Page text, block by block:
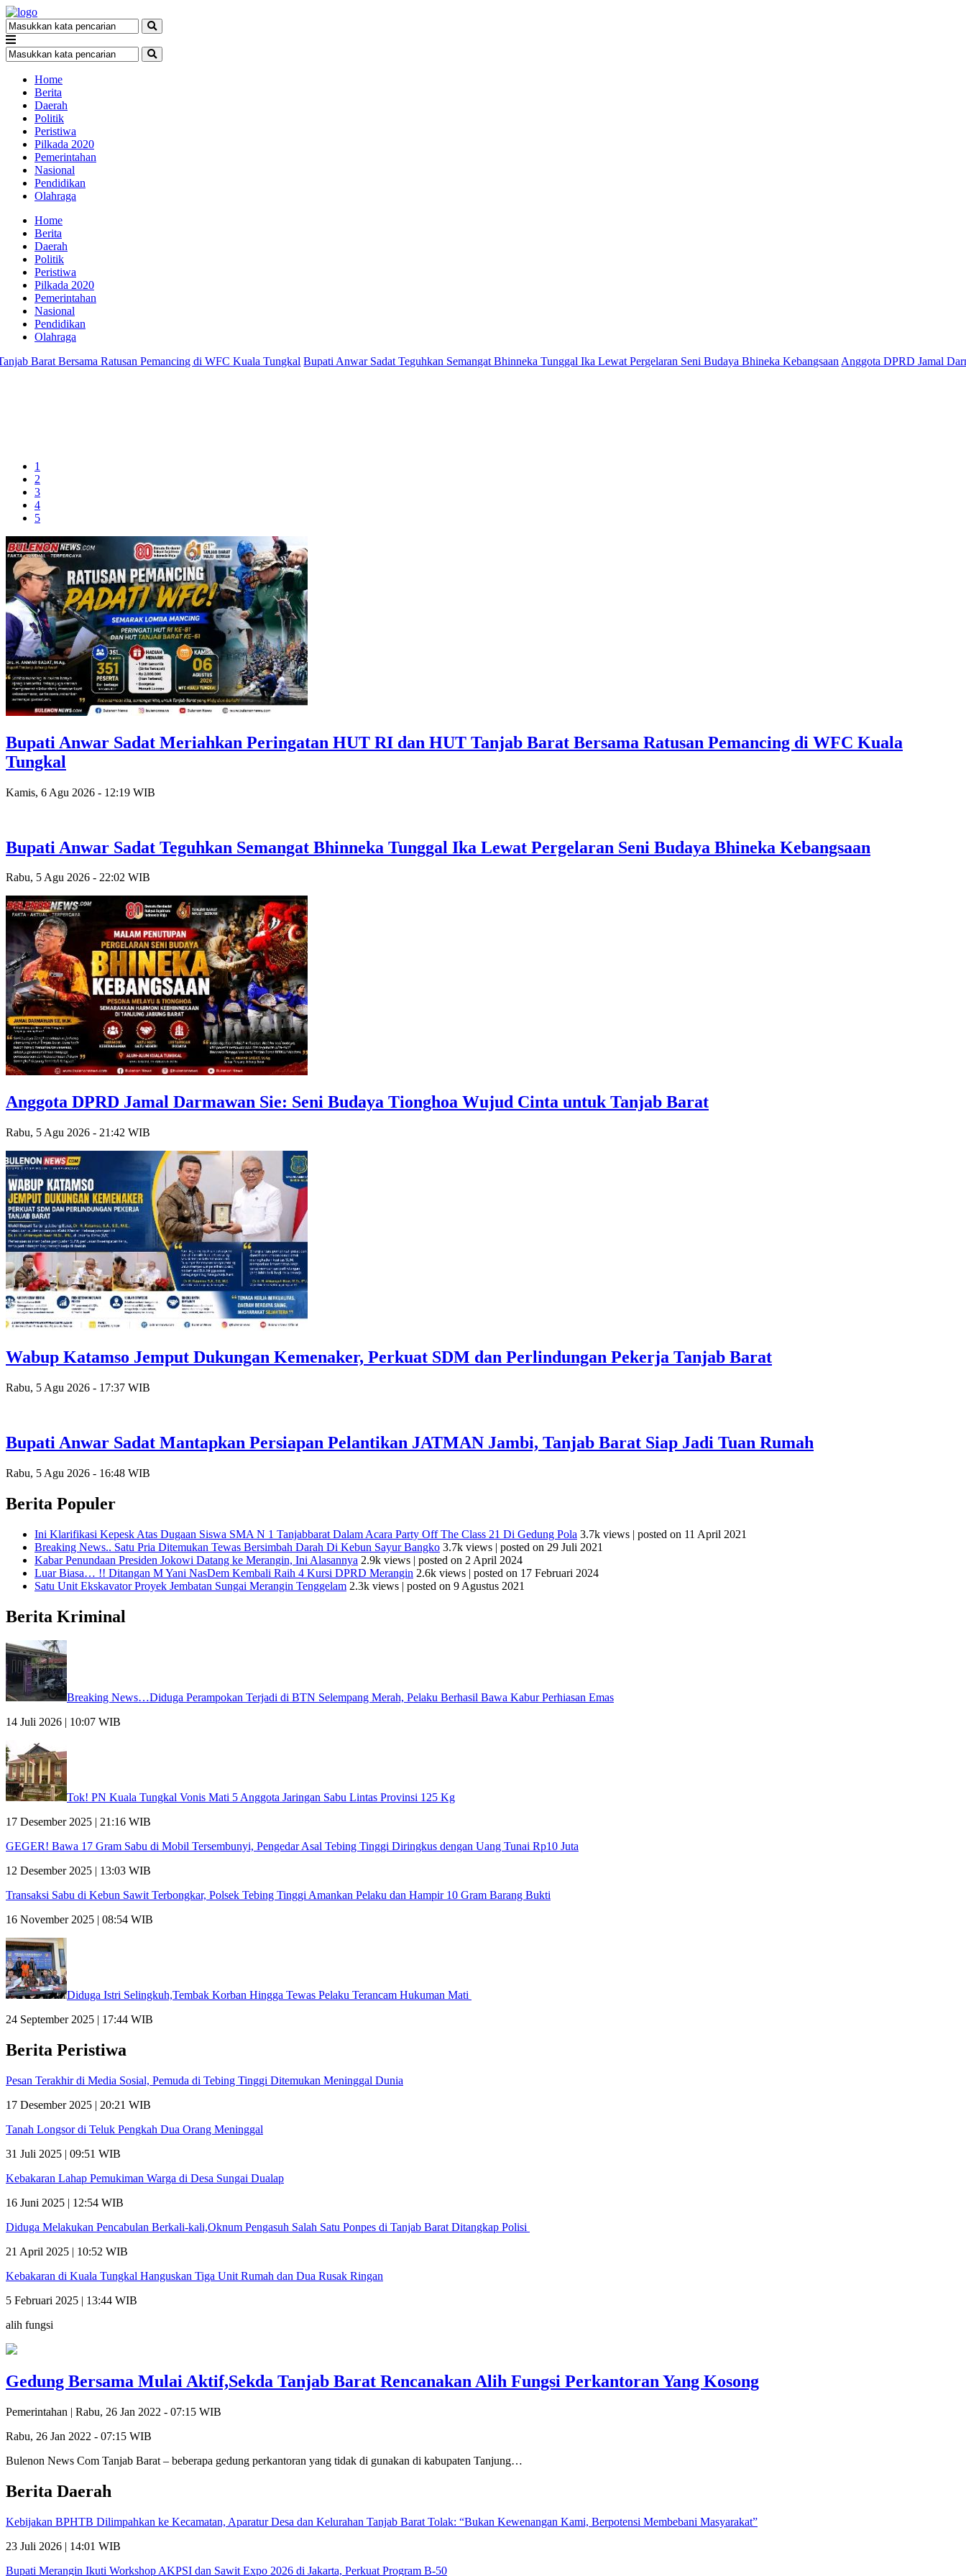
Home
Berita
Daerah
Politik
Peristiwa
Pilkada 2020
Pemerintahan
Nasional
Pendidikan
Olahraga
Home
Berita
Daerah
Politik
Peristiwa
Pilkada 2020
Pemerintahan
Nasional
Pendidikan
Olahraga
Ratusan Pemancing di WFC Kuala Tungkal Bupati Anwar Sadat Teguhkan Semangat Bhinneka Tunggal Ika Lewat Pergelaran Seni Budaya Bhineka KebangsaanAnggota DPRD Jamal Darmawan
1
2
3
4
5
Bupati Anwar Sadat Meriahkan Peringatan HUT RI dan HUT Tanjab Barat Bersama Ratusan Pemancing di WFC Kuala
Tungkal
Kamis, 6 Agu 2026 - 12:19 WIB
Bupati Anwar Sadat Teguhkan Semangat Bhinneka Tunggal Ika Lewat Pergelaran Seni Budaya Bhineka Kebangsaan
Rabu, 5 Agu 2026 - 22:02 WIB
Anggota DPRD Jamal Darmawan Sie: Seni Budaya Tionghoa Wujud Cinta untuk Tanjab Barat
Rabu, 5 Agu 2026 - 21:42 WIB
Wabup Katamso Jemput Dukungan Kemenaker, Perkuat SDM dan Perlindungan Pekerja Tanjab Barat
Rabu, 5 Agu 2026 - 17:37 WIB
Bupati Anwar Sadat Mantapkan Persiapan Pelantikan JATMAN Jambi, Tanjab Barat Siap Jadi Tuan Rumah
Rabu, 5 Agu 2026 - 16:48 WIB
Berita Populer
Ini Klarifikasi Kepesk Atas Dugaan Siswa SMA N 1 Tanjabbarat Dalam Acara Party Off The Class 21 Di Gedung Pola 3.7k views | posted on 11 April 2021
Breaking News.. Satu Pria Ditemukan Tewas Bersimbah Darah Di Kebun Sayur Bangko 3.7k views | posted on 29 Juli 2021
Kabar Penundaan Presiden Jokowi Datang ke Merangin, Ini Alasannya 2.9k views | posted on 2 April 2024
Luar Biasa… !! Ditangan M Yani NasDem Kembali Raih 4 Kursi DPRD Merangin 2.6k views | posted on 17 Februari 2024
Satu Unit Ekskavator Proyek Jembatan Sungai Merangin Tenggelam 2.3k views | posted on 9 Agustus 2021
Berita Kriminal
Breaking News…Diduga Perampokan Terjadi di BTN Selempang Merah, Pelaku Berhasil Bawa Kabur Perhiasan Emas
14 Juli 2026 | 10:07 WIB
Tok! PN Kuala Tungkal Vonis Mati 5 Anggota Jaringan Sabu Lintas Provinsi 125 Kg
17 Desember 2025 | 21:16 WIB
GEGER! Bawa 17 Gram Sabu di Mobil Tersembunyi, Pengedar Asal Tebing Tinggi Diringkus dengan Uang Tunai Rp10 Juta
12 Desember 2025 | 13:03 WIB
Transaksi Sabu di Kebun Sawit Terbongkar, Polsek Tebing Tinggi Amankan Pelaku dan Hampir 10 Gram Barang Bukti
16 November 2025 | 08:54 WIB
Diduga Istri Selingkuh,Tembak Korban Hingga Tewas Pelaku Terancam Hukuman Mati
24 September 2025 | 17:44 WIB
Berita Peristiwa
Pesan Terakhir di Media Sosial, Pemuda di Tebing Tinggi Ditemukan Meninggal Dunia
17 Desember 2025 | 20:21 WIB
Tanah Longsor di Teluk Pengkah Dua Orang Meninggal
31 Juli 2025 | 09:51 WIB
Kebakaran Lahap Pemukiman Warga di Desa Sungai Dualap
16 Juni 2025 | 12:54 WIB
Diduga Melakukan Pencabulan Berkali-kali,Oknum Pengasuh Salah Satu Ponpes di Tanjab Barat Ditangkap Polisi
21 April 2025 | 10:52 WIB
Kebakaran di Kuala Tungkal Hanguskan Tiga Unit Rumah dan Dua Rusak Ringan
5 Februari 2025 | 13:44 WIB
alih fungsi
Gedung Bersama Mulai Aktif,Sekda Tanjab Barat Rencanakan Alih Fungsi Perkantoran Yang Kosong
Pemerintahan | Rabu, 26 Jan 2022 - 07:15 WIB
Rabu, 26 Jan 2022 - 07:15 WIB
Bulenon News Com Tanjab Barat – beberapa gedung perkantoran yang tidak di gunakan di kabupaten Tanjung…
Berita Daerah
Kebijakan BPHTB Dilimpahkan ke Kecamatan, Aparatur Desa dan Kelurahan Tanjab Barat Tolak: “Bukan Kewenangan Kami, Berpotensi Membebani Masyarakat”
23 Juli 2026 | 14:01 WIB
Bupati Merangin Ikuti Workshop AKPSI dan Sawit Expo 2026 di Jakarta, Perkuat Program B-50